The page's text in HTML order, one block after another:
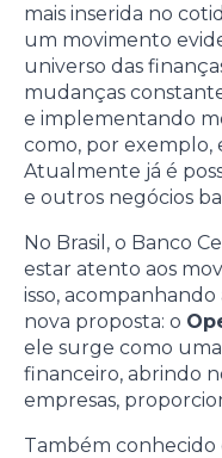
mais inserida no
um movimento
universo das
mudanças
e implementando
como, por exemplo,
Atualmente já é
e outros negócios
No Brasil, o Banco
estar atento aos
isso,
nova proposta: o
ele surge como
financeiro, abrindo
empresas,
Também